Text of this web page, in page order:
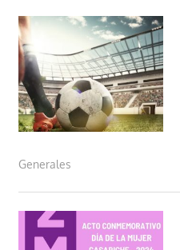
Casariche
(Sevilla)
Generales